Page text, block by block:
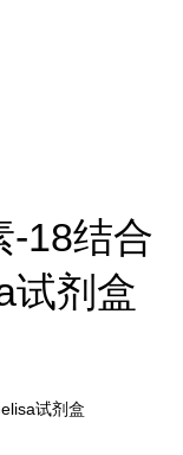
-18结合
试剂盒
试剂盒